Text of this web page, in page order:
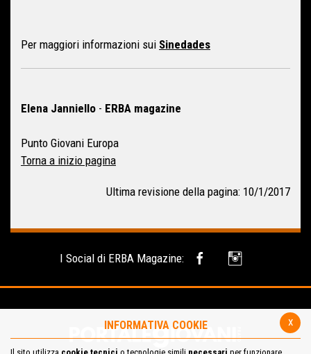
Per maggiori informazioni sui Sinedades
Elena Janniello - ERBA magazine
Punto Giovani Europa
Torna a inizio pagina
Ultima revisione della pagina: 10/1/2017
I Social di ERBA Magazine:
x
INFORMATIVA COOKIE